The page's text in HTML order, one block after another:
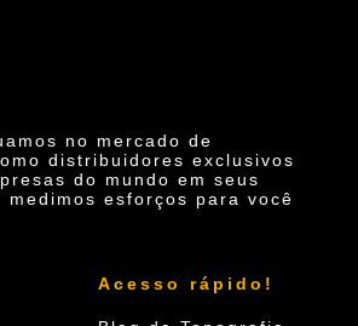
no mercado de
distribuidores exclusivos
do mundo em seus
medimos esforços para você
Acesso rápido!